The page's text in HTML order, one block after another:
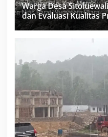
Warga Desa
dan Evaluasi Kualitas
Minim Informasi